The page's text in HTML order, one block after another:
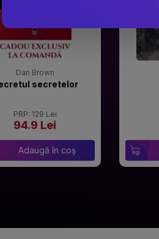
Dan Brown
secretelor
PRP: 129 Lei
94.9 Lei
Adaugă în coș